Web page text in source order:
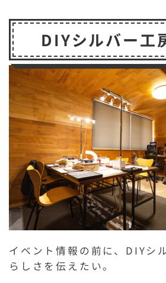
DIYシルバー工
イベント情報の前に、DIYシ
らしさを伝えたい。